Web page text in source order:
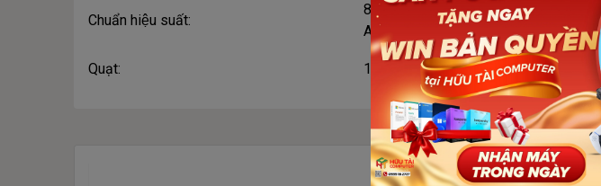
Chuẩn hiệu suất:
80 Plus Bronze
A.PFC full range 100-240v
Quạt: 1 x 120 mm (Smart Fan)